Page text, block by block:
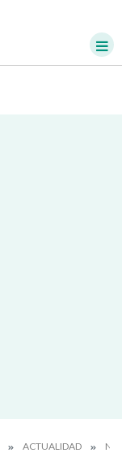
ACTUALIDAD